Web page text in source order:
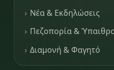
Νέα & Εκδηλώσεις
Πεζοπορία &
Διαμονή & Φαγητό